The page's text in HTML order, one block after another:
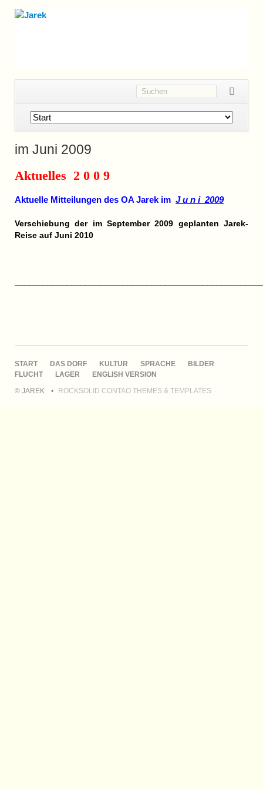
Navigation
überspringen
im Juni 2009
Aktuelles 2 0 0 9
Aktuelle Mitteilungen des OA Jarek im J u n i 2009
Verschiebung der im September 2009 geplanten Jarek-
Reise auf Juni 2010
NAVIGATION
ÜBERSPRINGEN
START DAS DORF KULTUR SPRACHE
BILDER
FLUCHT
LAGER
ENGLISH VERSION
© JAREK
ROCKSOLID CONTAO THEMES & TEMPLATES